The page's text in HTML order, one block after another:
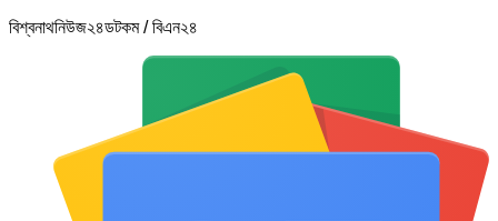
বিশ্বনাথনিউজ২৪ডটকম / বিএন২৪